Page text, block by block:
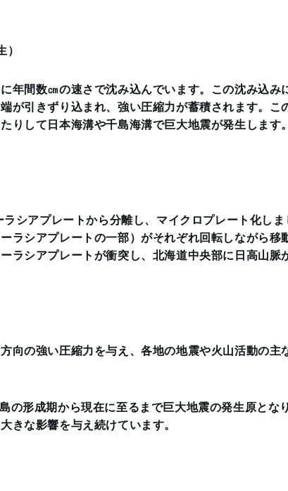
年間数㎝の速さで沈み込んでいます。この沈み込み
が引きずり込まれ、強い圧縮力が蓄積されます。こ
りして日本海溝や千島海溝で巨大地震が発生します
シアプレートから分離し、マイクロプレート化し
ラシアプレートの一部）がそれぞれ回転しながら移
ラシアプレートが衝突し、北海道中央部に日高山脈
向の強い圧縮力を与え、各地の地震や火山活動の主
形成期から現在に至るまで巨大地震の発生原とな
きな影響を与え続けています。